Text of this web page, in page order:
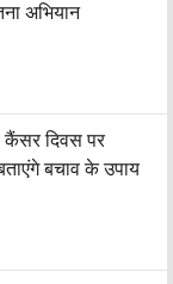
अभियान
कैंसर दिवस पर
बचाव के उपाय